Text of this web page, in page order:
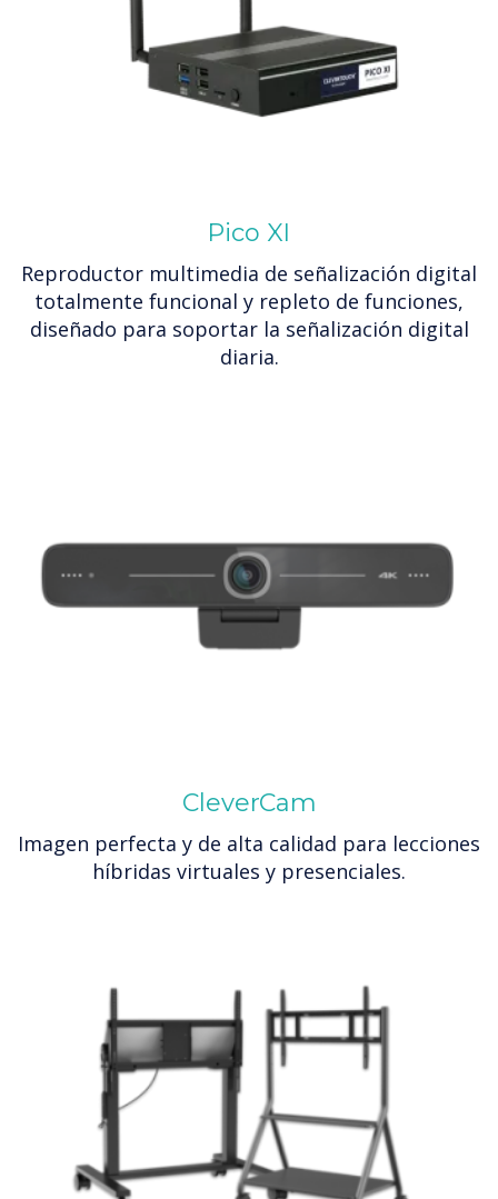
Pico XI
Reproductor multimedia de señalización digital
totalmente funcional y repleto de funciones,
diseñado para soportar la señalización digital
diaria.
CleverCam
Imagen perfecta y de alta calidad para lecciones
híbridas virtuales y presenciales.